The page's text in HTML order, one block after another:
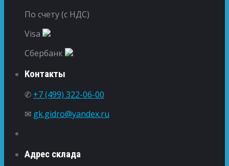
По счету (с НДС)
Visa
Сбербанк
Контакты
✆ +7 (499) 322-06-00
✉ gk.gidro@yandex.ru
Адрес склада